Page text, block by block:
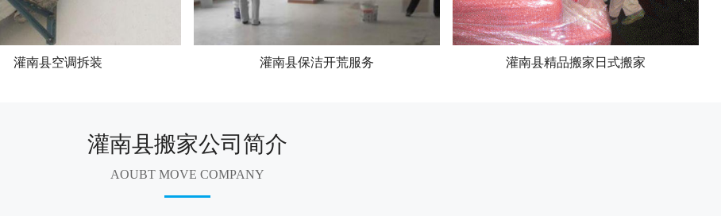
灌南县空调拆装 灌南县保洁开荒服务 灌南县精品搬家日式搬家
灌南县搬家公司简介
AOUBT MOVE COMPANY